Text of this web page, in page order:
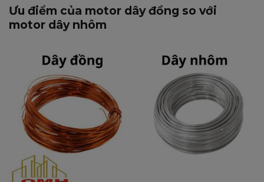
Ưu điểm của motor dây đồng so với
motor dây nhôm